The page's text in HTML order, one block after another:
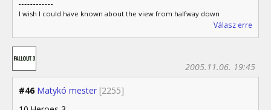
I wish I could have known about the view from halfway down
Válasz erre
#46 Matykó mester [2255]
2005.11.06. 19:45